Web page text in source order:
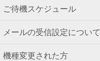
ご待機スケジュール
メールの受信設定について
機種変更された方